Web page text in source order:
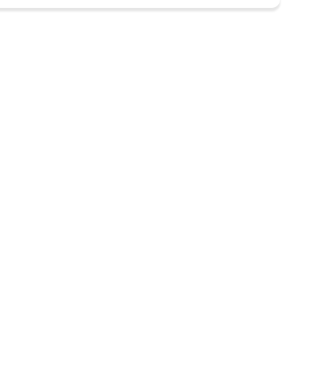
Menina Cactos Rosa